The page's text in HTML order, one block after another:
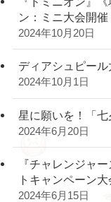
ン：ミニ大会開催
2024年10月20日
ディアシュピール
2024年10月1日
星に願いを！「七
2024年6月20日
『チャレンジャ
トキャンペーン大
2024年6月15日